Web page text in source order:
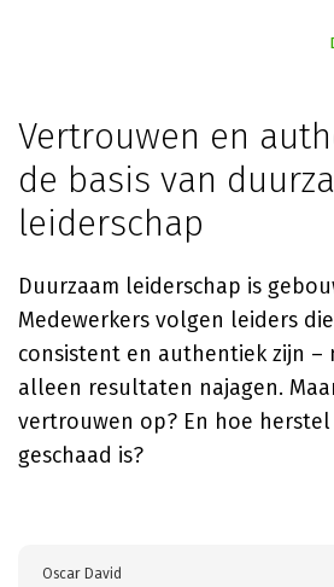
Vertrouwen en
de basis van
leiderschap
Duurzaam leiderschap is
Medewerkers volgen leiders
consistent en authentiek zijn –
alleen resultaten najagen.
vertrouwen op? En hoe
geschaad is?
Oscar David